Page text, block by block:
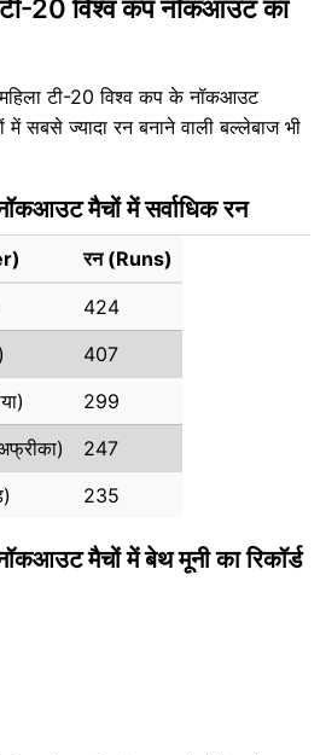
टी-20 विश्व कप नॉकआउट का
टी-20 विश्व कप के नॉकआउट
सबसे ज्यादा रन बनाने वाली बल्लेबाज भी
मैचों में सर्वाधिक रन
रन (Runs)
424
407
299
247
235
मैचों में बेथ मूनी का रिकॉर्ड